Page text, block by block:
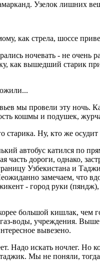
Узелок лишних
как стрела, шоссе
ночевать - не
как вышедший старик
мы провели эту
кошмы и подушек,
старика. Ну, кто же
автобус катился по
часть дороги, однако,
Узбекистана и
замечаем, что
- город руки (пяндж),
большой кишлак, чем
воды, учреждения.
вывезено.
Надо искать ночлег. Но
Мы не поняли,